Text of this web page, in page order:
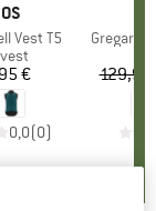
Vest T5
€
0,0(0)
Artikel
Gregarius
129,95